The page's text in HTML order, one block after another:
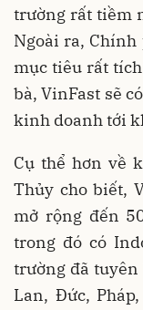
trường rất tiềm
Ngoài ra,
mục tiêu rất
bà, VinFast sẽ
kinh doanh tới
Cụ thể hơn về
Thủy cho biết,
mở rộng đến
trong đó có
trường đã tuyên
Lan, Đức,